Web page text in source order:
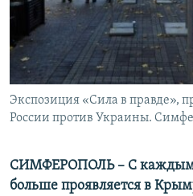
ПОБЕДИТЕЛЕЙ НЕ СУДЯТ?
КРЫМ.НЕПОКОРЕННЫЙ
ELIFBE
УКРАИНСКАЯ ПРОБЛЕМА КРЫМА
ПРИСОЕДИНЯЙТЕСЬ!
Все сайты RFE/RL
Экспозиция «Сила в правде»,
России против Украины.
СИМФЕРОПОЛЬ – С каждым
больше проявляется в